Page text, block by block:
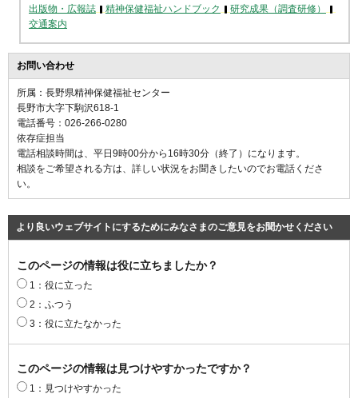
出版物・広報誌
精神保健福祉ハンドブック
研究成果（調査研修）
交通案内
お問い合わせ
所属：長野県精神保健福祉センター
長野市大字下駒沢618-1
電話番号：026-266-0280
依存症担当
電話相談時間は、平日9時00分から16時30分（終了）になります。
相談をご希望される方は、詳しい状況をお聞きしたいのでお電話くださ
い。
より良いウェブサイトにするためにみなさまのご意見をお聞かせください
このページの情報は役に立ちましたか？
1：役に立った
2：ふつう
3：役に立たなかった
このページの情報は見つけやすかったですか？
1：見つけやすかった